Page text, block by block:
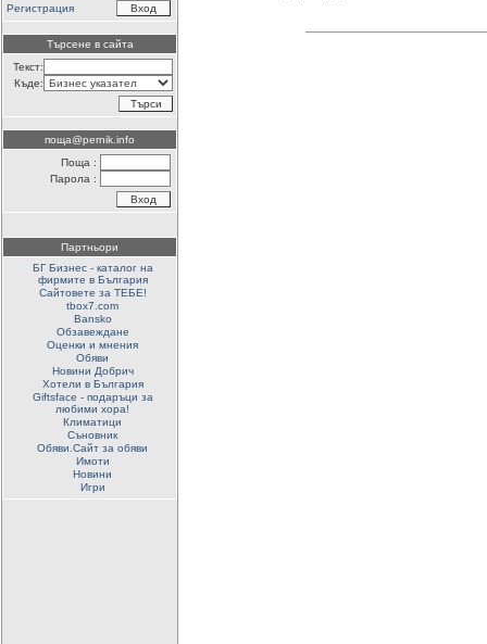
Регистрация
Търсене в сайта
Текст:
Къде:
поща@pernik.info
Поща :
Парола :
Партньори
БГ Бизнес - каталог на
фирмите в България
Сайтовете за ТЕБЕ!
tbox7.com
Bansko
Обзавеждане
Оценки и мнения
Обяви
Новини Добрич
Хотели в България
Giftsface - подаръци за
любими хора!
Климатици
Съновник
Обяви.Сайт за обяви
Имоти
Новини
Игри